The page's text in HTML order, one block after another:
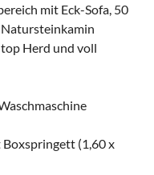
mit Eck-Sofa, 50
Natursteinkamin
Herd und voll
Boxspringett (1,60 x